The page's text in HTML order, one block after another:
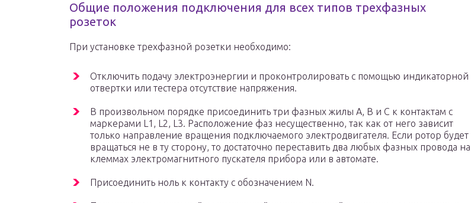
Общие положения подключения для всех типов трехфазных
розеток
При установке трехфазной розетки необходимо:
Отключить подачу электроэнергии и проконтролировать с помощью индикаторной
отвертки или тестера отсутствие напряжения.
В произвольном порядке присоединить три фазных жилы A, B и C к контактам с
маркерами L1, L2, L3. Расположение фаз несущественно, так как от него зависит
только направление вращения подключаемого электродвигателя. Если ротор будет
вращаться не в ту сторону, то достаточно переставить два любых фазных провода на
клеммах электромагнитного пускателя прибора или в автомате.
Присоединить ноль к контакту с обозначением N.